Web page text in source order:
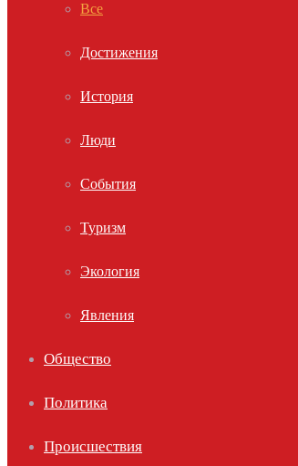
Все
Достижения
История
Люди
События
Туризм
Экология
Явления
Общество
Политика
Происшествия